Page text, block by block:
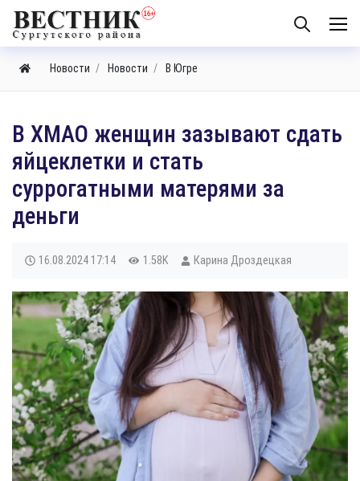
Новости Новости В Югре
В ХМАО женщин зазывают сдать
яйцеклетки и стать
суррогатными матерями за
деньги
16.08.2024 17:14 1.58K Карина Дроздецкая